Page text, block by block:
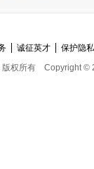
诚征英才
保护隐
版权所有 Copyright ©